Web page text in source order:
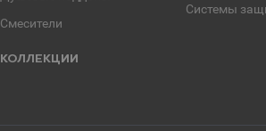
Смесители
Системы
КОЛЛЕКЦИИ